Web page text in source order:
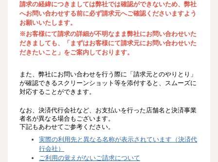
請求の経緯につきましては弊社では確認ができないため、 弊社
へお問い合わせする前に必ず請求元へご確認くださいますよう
お願いいたします。
※お客様にて請求の詳細が不明なまま弊社にお問い合わせいた
だきましても、「まずはお客様にて請求元にお問い合わせいた
だきたいこと」をご案内しております。
また、弊社にお問い合わせを行う際に「請求元とのやりとり」
が確認できるスクリーンショット等を添付すると、スムーズに
対応することができます。
なお、決済代行会社など、お支払いを行った店舗名と決済事業
者名が異なる場合もございます。
下記もあわせてご参考ください。
実際の利用先と異なる名称が表示されています（決済代
行会社）
ご利用の覚えがないご請求について